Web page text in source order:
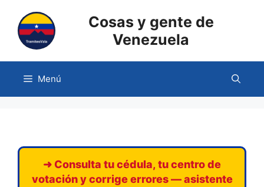
contenido
Cosas y gente de
Venezuela
Menú
➜ Consulta tu cédula, tu centro de
votación y corrige errores — asistente